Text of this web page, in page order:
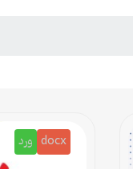
docx ورد